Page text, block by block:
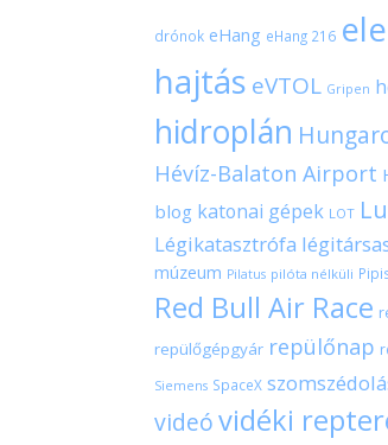
drónok eHang eHang 216
hajtás eVTOL Gripen
hidroplán
Hévíz-Balaton Airport
blog katonai gépek LOT
Légikatasztrófa
múzeum Pilatus pilóta nélküli
Red Bull Air Race
repülőgépgyár repülőnap
Siemens SpaceX
videóvidéki